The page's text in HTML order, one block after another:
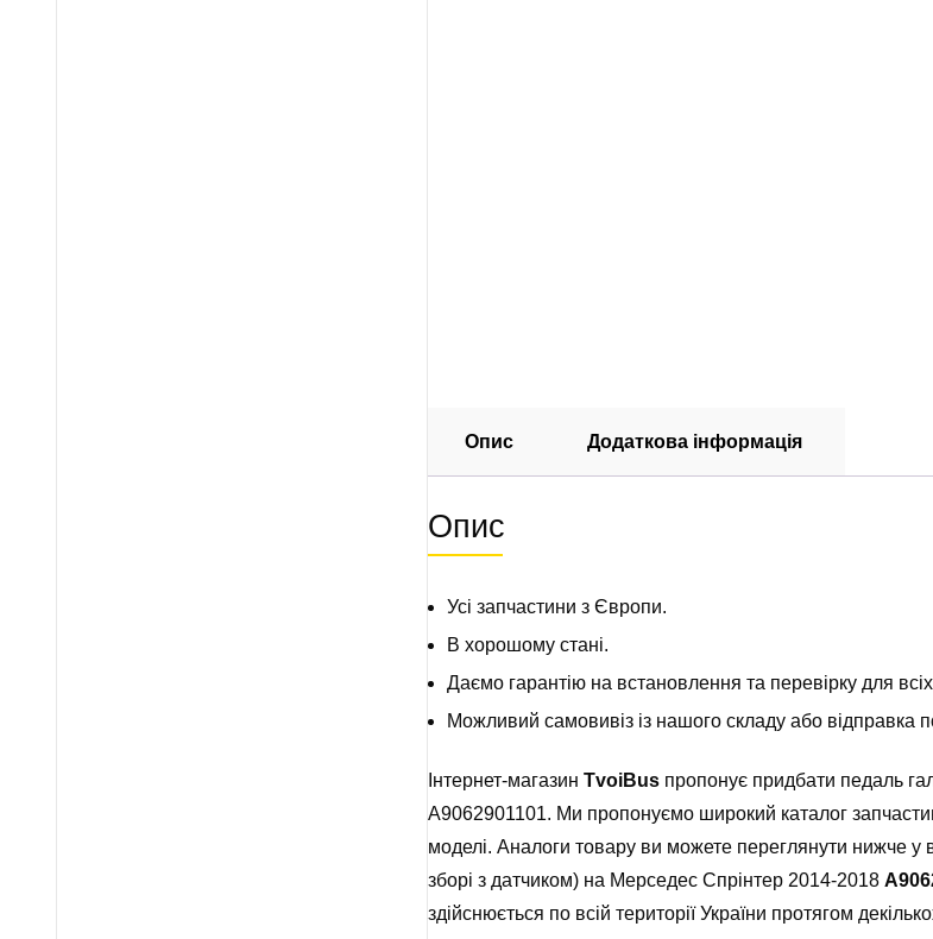
Опис Додаткова інформація
Опис
Усі запчастини з Європи.
В хорошому стані.
Даємо гарантію на встановлення та перевірку для
Можливий самовивіз із нашого складу або відправка
Інтернет-магазин TvoiBusпропонує придбати педаль
A9062901101. Ми пропонуємо широкий каталог
моделі. Аналоги товару ви можете переглянути нижче
зборі з датчиком) на Мерседес Спрінтер 2014-2018
здійснюється по всій території України протягом